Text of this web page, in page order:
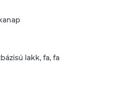
lakk,fa,fa